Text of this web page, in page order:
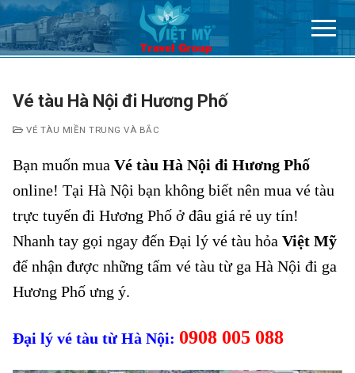
Chuyển
đến
nội
Vé tàu Hà Nội đi Hương Phố
VÉ TÀU MIỀN TRUNG VÀ BẮC
Bạn muốn mua Vé tàu Hà Nội đi Hương Phố
online! Tại Hà Nội bạn không biết nên mua vé tàu
trực tuyến đi Hương Phố ở đâu giá rẻ uy tín!
Nhanh tay gọi ngay đến Đại lý vé tàu hỏa Việt Mỹ
để nhận được những tấm vé tàu từ ga Hà Nội đi ga
Hương Phố ưng ý.
Đại lý vé tàu từ Hà Nội: 0908 005 088